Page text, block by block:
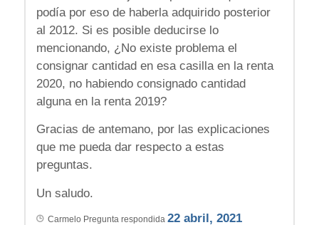
podía por eso de haberla adquirido posterior
al 2012. Si es posible deducirse lo
mencionando, ¿No existe problema el
consignar cantidad en esa casilla en la renta
2020, no habiendo consignado cantidad
alguna en la renta 2019?
Gracias de antemano, por las explicaciones
que me pueda dar respecto a estas
preguntas.
Un saludo.
Carmelo Pregunta respondida 22 abril, 2021